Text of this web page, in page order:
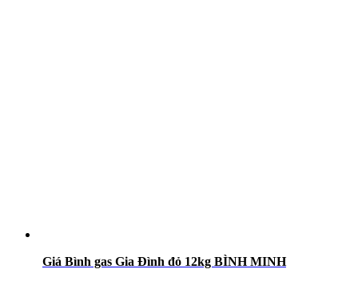
Giá Bình gas Gia Đình đỏ 12kg BÌNH MINH